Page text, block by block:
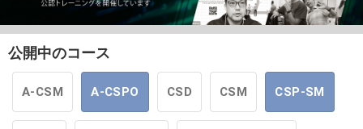
公開中のコース
A-CSM A-CSPO CSD CSM CSP-SM